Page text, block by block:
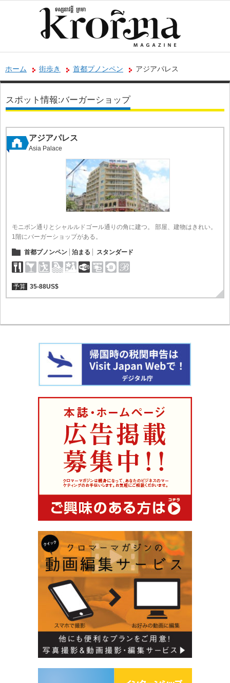
ホーム 街歩き 首都プノンペン アジアパレス
スポット情報:バーガーショップ
アジアパレス
Asia Palace
モニボン通りとシャルルドゴール通りの角に建つ。 部屋、建物はきれい。
1階にバーガーショップがある。
首都プノンペン 泊まる スタンダード
予算 35-88US$